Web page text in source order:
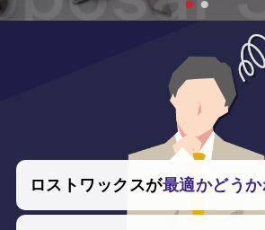
ロストワックスが最適かどう